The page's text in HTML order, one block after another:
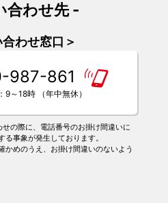
合わせ先 -
合わせ窓口＞
987-861
9～18時 （年中無休）
の際に、電話番号のお掛け間違いに
る事象が発生しております。
かめのうえ、お掛け間違いのないよう